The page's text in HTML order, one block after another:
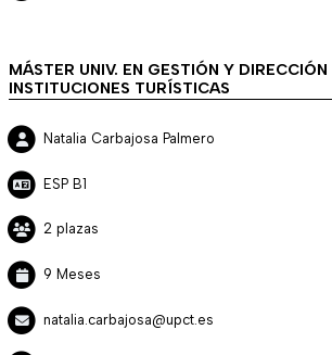
MÁSTER UNIV. EN GESTIÓN Y DIRECCIÓN
INSTITUCIONES TURÍSTICAS
Natalia Carbajosa Palmero
ESP B1
2 plazas
9 Meses
natalia.carbajosa@upct.es